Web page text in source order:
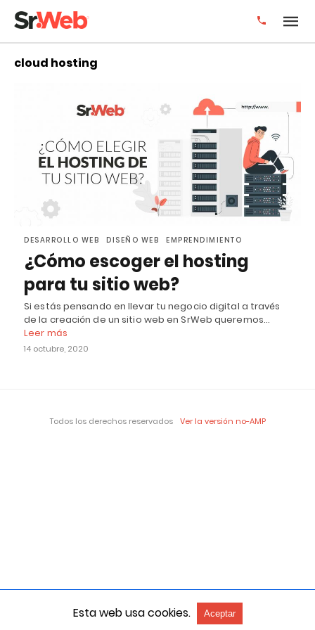
cloud hosting
DESARROLLO WEB DISEÑO WEB EMPRENDIMIENTO
¿Cómo escoger el hosting
para tu sitio web?
Si estás pensando en llevar tu negocio digital a través
de la creación de un sitio web en SrWeb queremos…
Leer más
14 octubre, 2020
Todos los derechos reservados Ver la versión no-AMP
Esta web usa cookies. Aceptar